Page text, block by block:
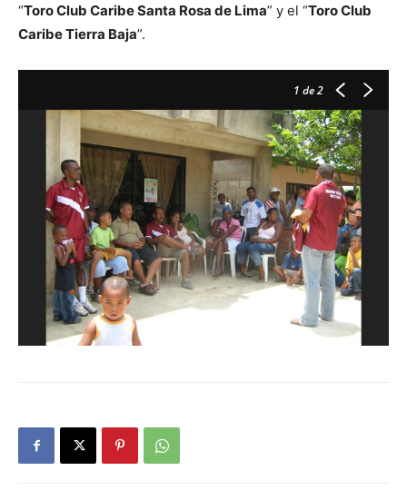
“Toro Club Caribe Santa Rosa de Lima” y el “Toro Club
Caribe Tierra Baja”.
1 de 2